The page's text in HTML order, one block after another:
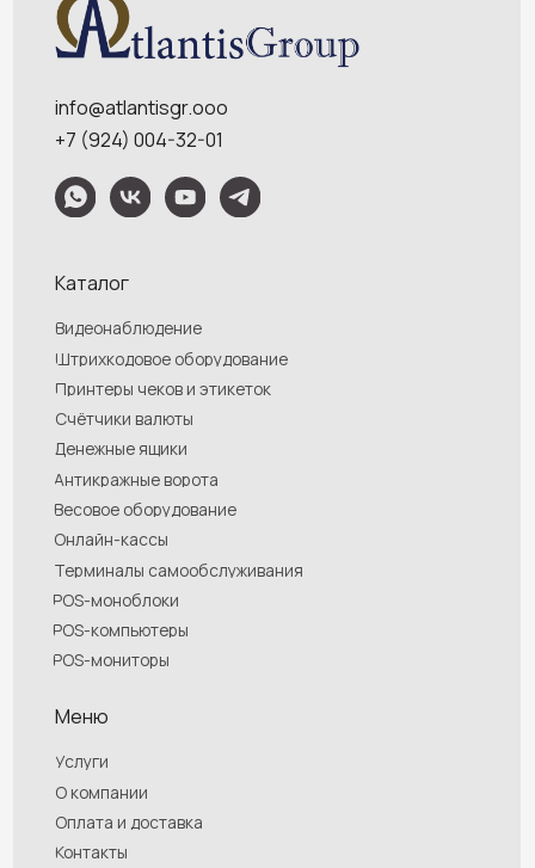
Услуги
О компании
Оплата и доставка
Политика конфидециальности
Обращаем Ваше внимание на то, что данный интернет-сайт носит
исключительно информационный характер и ни при каких условиях
информационные материалы и цены, размещенные на сайте, не являются
публичной офертой, определяемой положениями Статей 435 и 437
Гражданского кодекса РФ. Ваш заказ, включая стоимость и наличие товара,